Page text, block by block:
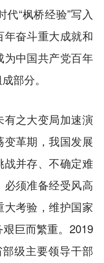
“枫桥经验”写入
年奋斗重大成就和
中国共产党百年
部分。
之大变局加速演
革期，我国发展
并存、不确定难
须准备经受风高
考验，维护国家
巨而繁重。2019
级主要领导干部